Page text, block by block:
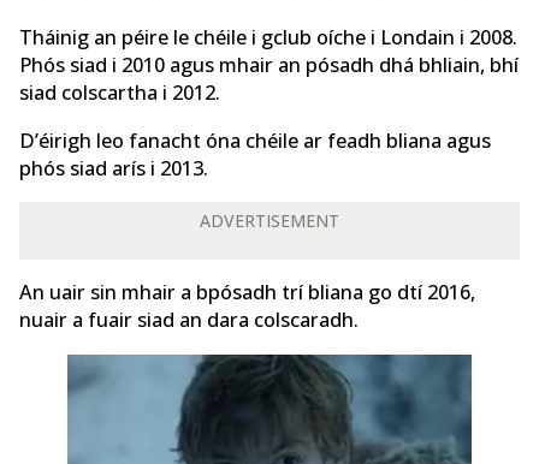
Tháinig an péire le chéile i gclub oíche i Londain i 2008.
Phós siad i 2010 agus mhair an pósadh dhá bhliain, bhí
siad colscartha i 2012.
D’éirigh leo fanacht óna chéile ar feadh bliana agus
phós siad arís i 2013.
ADVERTISEMENT
An uair sin mhair a bpósadh trí bliana go dtí 2016,
nuair a fuair siad an dara colscaradh.